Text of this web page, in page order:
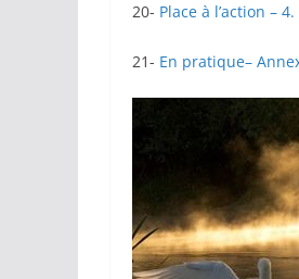
20- Place à l’action –
21- En pratique–